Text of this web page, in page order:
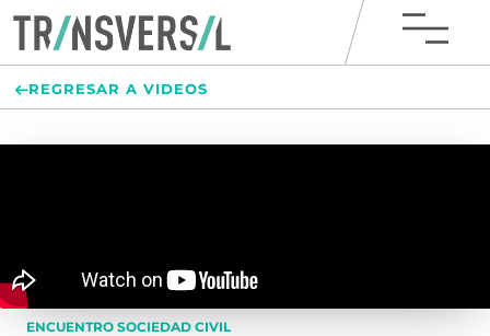
REGRESAR A VIDEOS
ENCUENTRO SOCIEDAD CIVIL